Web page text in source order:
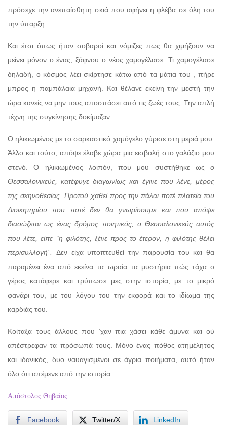
πρόσεχε την ανεπαίσθητη σκιά που αφήνει η φλέβα σε όλη του
την ύπαρξη.
Και έτσι όπως ήταν σοβαροί και νόμιζες πως θα χιμήξουν να
μείνει μόνον ο ένας, ξάφνου ο νέος χαμογέλασε. Τι χαμογέλασε
δηλαδή, ο κόσμος λέει σκίρτησε κάτω από τα μάτια του , πήρε
μπρος η παμπάλαια μηχανή. Και θέλανε εκείνη την μεστή την
ώρα κανείς να μην τους αποσπάσει από τις ζωές τους. Την απλή
τέχνη της συγκίνησης δοκίμαζαν.
Ο ηλικιωμένος με το σαρκαστικό χαμόγελο γύρισε στη μεριά μου.
Άλλο και τούτο, απόψε έλαβε χώρα μια εισβολή στο γαλάζιο μου
στενό. Ο ηλικιωμένος λοιπόν, που μου συστήθηκε ως ο
Θεσσαλονικεύς, κατέφυγε διαγωνίως και έγινε που λένε, μέρος
της σκηνοθεσίας. Προτού χαθεί προς την πάλαι ποτέ πλατεία του
Διοικητηρίου που ποτέ δεν θα γνωρίσουμε και που απόψε
διασώζεται ως ένας δρόμος ποιητικός, ο Θεσσαλονικεύς αυτός
που λέτε, είπε “η φιλότης, ξένε προς το έτερον, η φιλότης θέλει
περισυλλογή”. Δεν είχα υποπτευθεί την παρουσία του και θα
παραμένει ένα από εκείνα τα ωραία τα μυστήρια πώς τάχα ο
γέρος κατάφερε και τρύπωσε μες στην ιστορία, με το μικρό
φανάρι του, με του λόγου του την εκφορά και το ιδίωμα της
καρδιάς του.
Κοίταξα τους άλλους που ‘χαν πια χάσει κάθε άμυνα και ού
απέστρεφαν τα πρόσωπά τους. Μόνο ένας πόθος ατημέλητος
και ιδανικός, δυο ναυαγισμένοι σε άγρια ποιήματα, αυτό ήταν
όλο ότι απέμενε από την ιστορία.
Απόστολος Θηβαίος
Facebook Twitter/X LinkedIn